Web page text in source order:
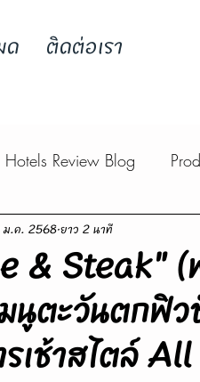
ด ติดต่อเรา
Hotels Review Blog
& Steak" (
นูตะวันตกฟิ
เช้าสไตล์
ม.ค. 2568ยาว 2 นาที